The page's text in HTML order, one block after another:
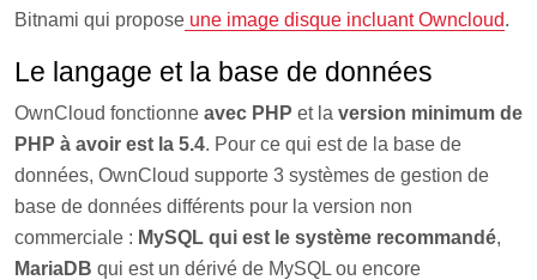
Bitnami qui propose une image disque incluant Owncloud.
Le langage et la base de données
OwnCloud fonctionne avec PHP et la version minimum de
PHP à avoir est la 5.4. Pour ce qui est de la base de
données, OwnCloud supporte 3 systèmes de gestion de
base de données différents pour la version non
commerciale : MySQL qui est le système recommandé,
MariaDB qui est un dérivé de MySQL ou encore